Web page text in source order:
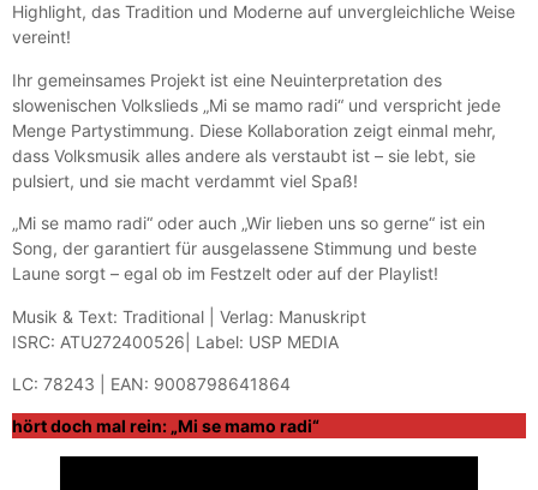
Highlight, das Tradition und Moderne auf unvergleichliche Weise
vereint!
Ihr gemeinsames Projekt ist eine Neuinterpretation des
slowenischen Volkslieds „Mi se mamo radi“ und verspricht jede
Menge Partystimmung. Diese Kollaboration zeigt einmal mehr,
dass Volksmusik alles andere als verstaubt ist – sie lebt, sie
pulsiert, und sie macht verdammt viel Spaß!
„Mi se mamo radi“ oder auch „Wir lieben uns so gerne“ ist ein
Song, der garantiert für ausgelassene Stimmung und beste
Laune sorgt – egal ob im Festzelt oder auf der Playlist!
Musik & Text: Traditional | Verlag: Manuskript
ISRC: ATU272400526| Label: USP MEDIA
LC: 78243 | EAN: 9008798641864
hört doch mal rein: „Mi se mamo radi“